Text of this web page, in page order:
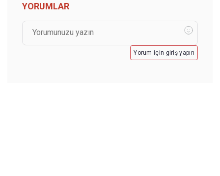
YORUMLAR
Yorum için giriş yapın